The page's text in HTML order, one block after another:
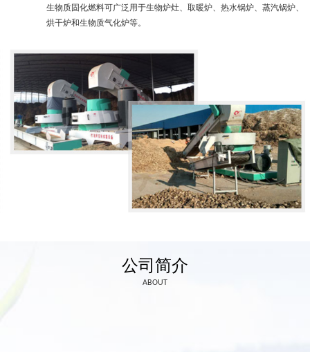
生物质固化燃料可广泛用于生物炉灶、取暖炉、热水锅炉、蒸汽锅炉、
烘干炉和生物质气化炉等。
公司简介
ABOUT